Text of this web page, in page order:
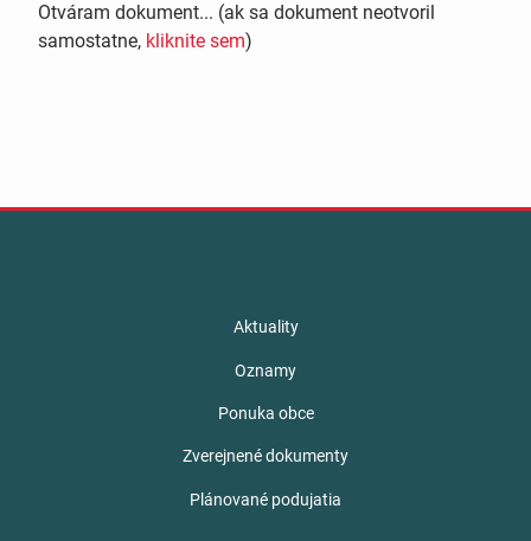
Otváram dokument... (ak sa dokument neotvoril
samostatne, kliknite sem)
Aktuality
Oznamy
Ponuka obce
Zverejnené dokumenty
Plánované podujatia